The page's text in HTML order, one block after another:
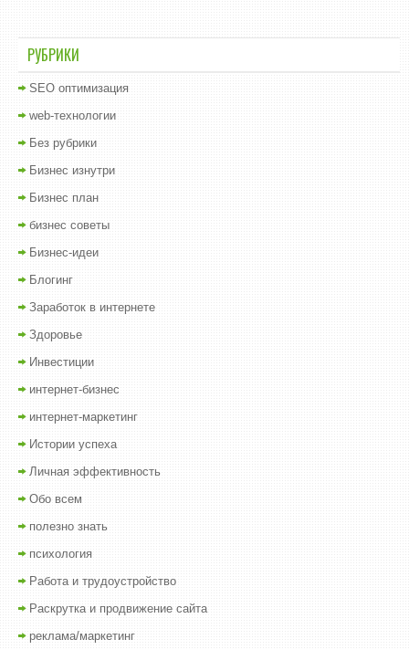
РУБРИКИ
SEO оптимизация
web-технологии
Без рубрики
Бизнес изнутри
Бизнес план
бизнес советы
Бизнес-идеи
Блогинг
Заработок в интернете
Здоровье
Инвестиции
интернет-бизнес
интернет-маркетинг
Истории успеха
Личная эффективность
Обо всем
полезно знать
психология
Работа и трудоустройство
Раскрутка и продвижение сайта
реклама/маркетинг